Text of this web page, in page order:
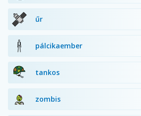
űr
pálcikaember
tankos
zombis